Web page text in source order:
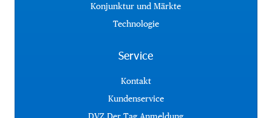
Konjunktur und Märkte
Technologie
Service
Kontakt
Kundenservice